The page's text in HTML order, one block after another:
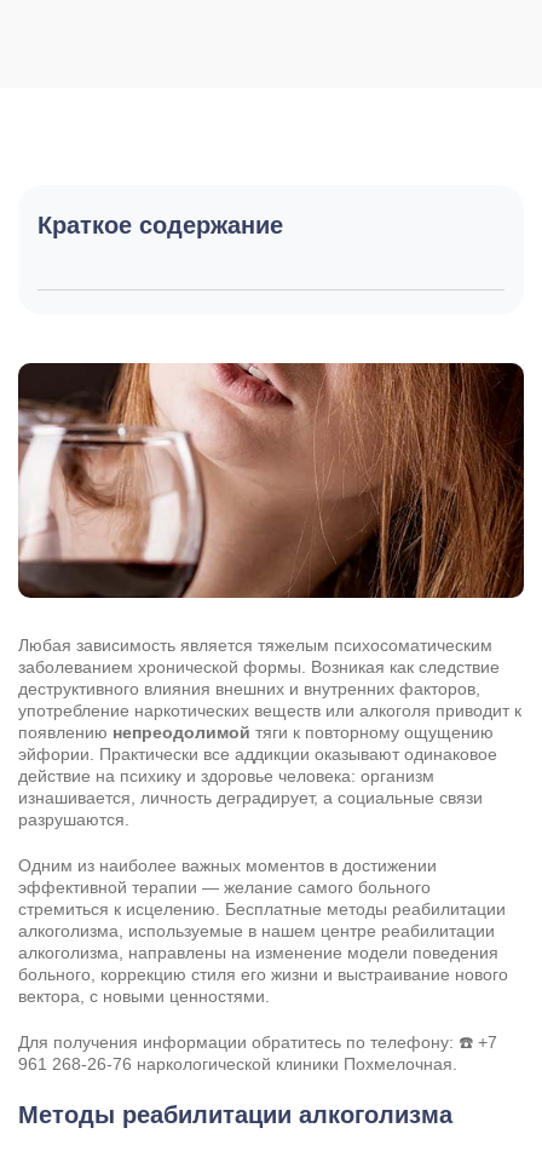
Краткое содержание
Любая зависимость является тяжелым психосоматическим
заболеванием хронической формы. Возникая как следствие
деструктивного влияния внешних и внутренних факторов,
употребление наркотических веществ или алкоголя приводит к
появлению непреодолимой тяги к повторному ощущению
эйфории. Практически все аддикции оказывают одинаковое
действие на психику и здоровье человека: организм
изнашивается, личность деградирует, а социальные связи
разрушаются.
Одним из наиболее важных моментов в достижении
эффективной терапии — желание самого больного
стремиться к исцелению. Бесплатные методы реабилитации
алкоголизма, используемые в нашем центре реабилитации
алкоголизма, направлены на изменение модели поведения
больного, коррекцию стиля его жизни и выстраивание нового
вектора, с новыми ценностями.
Для получения информации обратитесь по телефону: ☎️ +7
961 268-26-76 наркологической клиники Похмелочная.
Методы реабилитации алкоголизма
Бесплатная консультация
Поиск по сайту
Задать вопрос
Задайте свой вопрос и мы ответим вам